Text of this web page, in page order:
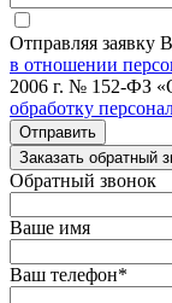
Отправляя заявку
в отношении
2006 г. № 152-ФЗ
обработку
Отправить
Заказать обратный
Обратный звонок
Ваше имя
Ваш телефон*